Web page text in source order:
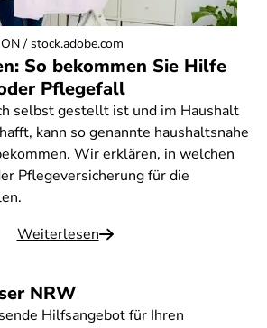
So bekommen Sie Hilfe
Pflegefall
selbst gestellt ist und im Haushalt
kann so genannte haushaltsnahe
Wir erklären, in welchen
Pflegeversicherung für die
Weiterlesen
/ stock.adobe.com
NRW
Hilfsangebot für Ihren